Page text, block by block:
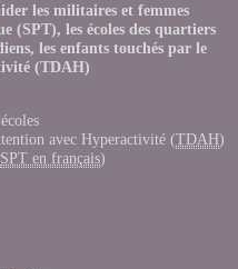
les militaires et femmes
(SPT), les écoles des quartiers
les enfants touchés par le
(TDAH)
s
avec Hyperactivité (TDAH)
SPT en français)